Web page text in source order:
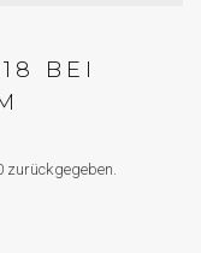
BEI